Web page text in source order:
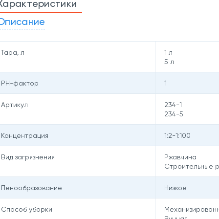
Тара, л
1 л
5 л
PH-фактор 1
Артикул
234-1
234-5
Концентрация 1:2-1:100
Вид загрязнения
Ржавчина
Строительные
Пенообразование Низкое
Способ уборки